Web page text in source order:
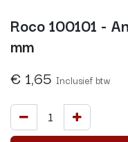
Roco 100101 -
mm
€ 1,65 Inclusief btw